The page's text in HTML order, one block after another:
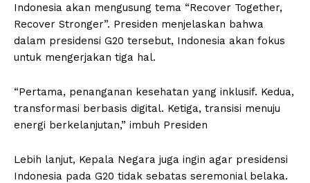
Indonesia akan mengusung tema “Recover Together,
Recover Stronger”. Presiden menjelaskan bahwa
dalam presidensi G20 tersebut, Indonesia akan fokus
untuk mengerjakan tiga hal.
“Pertama, penanganan kesehatan yang inklusif. Kedua,
transformasi berbasis digital. Ketiga, transisi menuju
energi berkelanjutan,” imbuh Presiden
Lebih lanjut, Kepala Negara juga ingin agar presidensi
Indonesia pada G20 tidak sebatas seremonial belaka.